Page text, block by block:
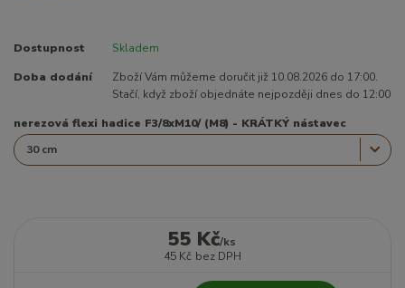
Dostupnost Skladem
Doba dodání
Zboží Vám můžeme doručit již 10.08.2026 do 17:00.
Stačí, když zboží objednáte nejpozději dnes do 12:00
nerezová flexi hadice F3/8xM10/ (M8) - KRÁTKÝ nástavec
55 Kč/ks
45 Kč bez DPH